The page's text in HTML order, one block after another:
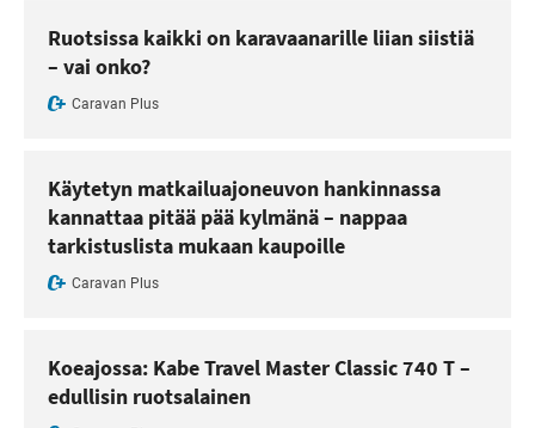
Ruotsissa kaikki on karavaanarille liian siistiä
– vai onko?
Caravan Plus
Käytetyn matkailuajoneuvon hankinnassa
kannattaa pitää pää kylmänä – nappaa
tarkistuslista mukaan kaupoille
Caravan Plus
Koeajossa: Kabe Travel Master Classic 740 T –
edullisin ruotsalainen